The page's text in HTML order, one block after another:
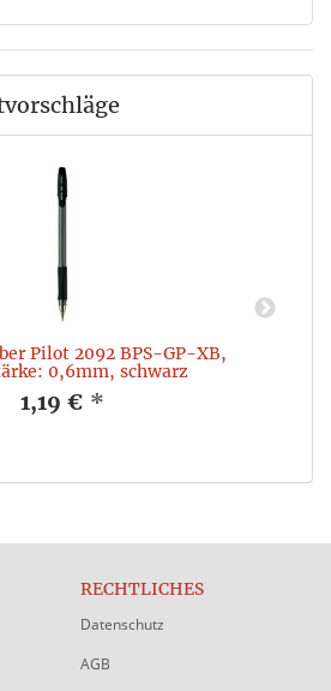
Pilot 2092 BPS-GP-XB,
0,6mm, schwarz
1,19 € *
RECHTLICHES
Datenschutz
AGB